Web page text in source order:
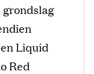
Liquid
Red